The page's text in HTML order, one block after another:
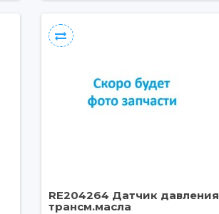
RE204264 Датчик давления
трансм.масла